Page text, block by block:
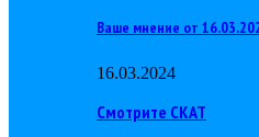
Ваше мнение от
16.03.2024
Смотрите СКАТ